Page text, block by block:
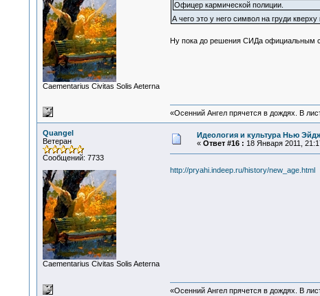
Сaementarius Civitas Solis Aeterna
Офицер кармической полиции.
А чего это у него символ на груди кверху
Ну пока до решения СИДа официальным
«Осенний Ангел прячется в дождях. В
Quangel
Ветеран
Сообщений: 7733
Сaementarius Civitas Solis Aeterna
Идеология и культура Нью
« Ответ #16 : 18 Января 2011,
http://pryahi.indeep.ru/history/new_age.html
«Осенний Ангел прячется в дождях. В